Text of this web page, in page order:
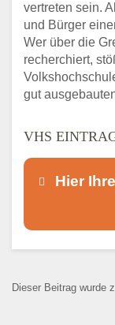
vertreten sein.
und Bürger
Wer über die
recherchiert,
gut
VHS
Hier
Dieser Beitrag wurde